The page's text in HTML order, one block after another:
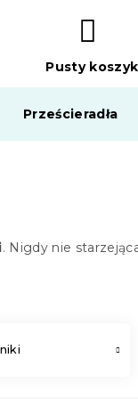
KOSZYK
Pusty koszyk
Prześcieradła
. Nigdy nie